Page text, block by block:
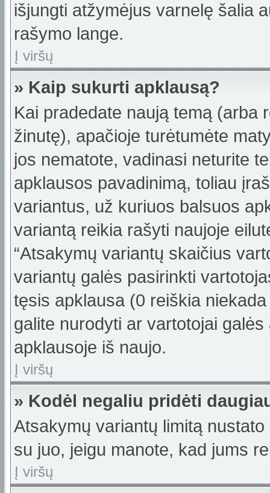
išjungti atžymėjus varnelę šalia
rašymo lange.
Į viršų
» Kaip sukurti apklausą?
Kai pradedate naują temą (arba
žinutę), apačioje turėtumėte
jos nematote, vadinasi neturite
apklausos pavadinimą, toliau
variantus, už kuriuos balsuos
variantą reikia rašyti naujoje
“Atsakymų variantų skaičius
variantų galės pasirinkti
tęsis apklausa (0 reiškia
galite nurodyti ar vartotojai
apklausoje iš naujo.
Į viršų
» Kodėl negaliu pridėti
Atsakymų variantų limitą
su juo, jeigu manote, kad jums
Į viršų